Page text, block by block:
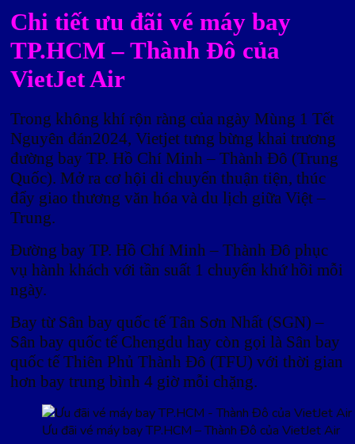
Chi tiết ưu đãi vé máy bay
TP.HCM – Thành Đô của
VietJet Air
Trong không khí rộn ràng của ngày Mùng 1 Tết
Nguyên đán2024, Vietjet tưng bừng khai trương
đường bay TP. Hồ Chí Minh – Thành Đô (Trung
Quốc). Mở ra cơ hội di chuyển thuận tiện, thúc
đẩy giao thương văn hóa và du lịch giữa Việt –
Trung.
Đường bay TP. Hồ Chí Minh – Thành Đô phục
vụ hành khách với tần suất 1 chuyến khứ hồi mỗi
ngày.
Bay từ Sân bay quốc tế Tân Sơn Nhất (SGN) –
Sân bay quốc tế Chengdu hay còn gọi là Sân bay
quốc tế Thiên Phủ Thành Đô (TFU) với thời gian
hơn bay trung bình 4 giờ mỗi chặng.
Ưu đãi vé máy bay TP.HCM – Thành Đô của VietJet Air